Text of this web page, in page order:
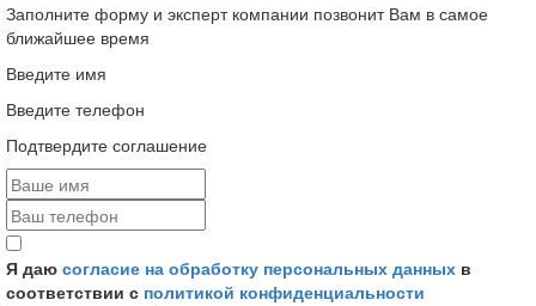
Заполните форму и эксперт компании позвонит Вам в самое
ближайшее время
Введите имя
Введите телефон
Подтвердите соглашение
Я даю согласие на обработку персональных данных в
соответствии с политикой конфиденциальности